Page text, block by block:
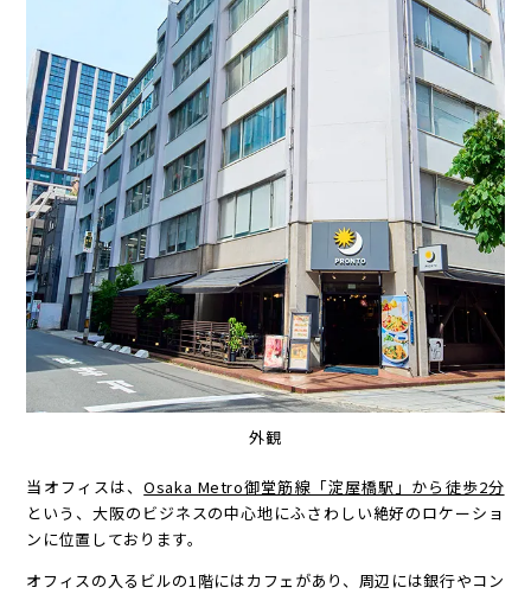
外観
当オフィスは、Osaka Metro御堂筋線「淀屋橋駅」から徒歩2分
という、大阪のビジネスの中心地にふさわしい絶好のロケーショ
ンに位置しております。
オフィスの入るビルの1階にはカフェがあり、周辺には銀行やコン